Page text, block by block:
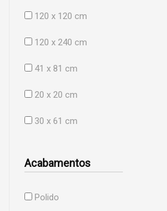
120 x 120 cm
120 x 240 cm
41 x 81 cm
20 x 20 cm
30 x 61 cm
Acabamentos
Polido